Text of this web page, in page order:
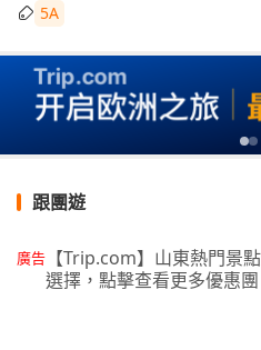
5A
跟團遊
廣告 【Trip.com】山東熱門景
選擇，點擊查看更多優惠團